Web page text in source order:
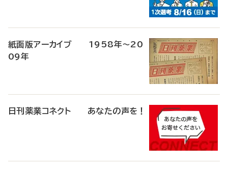
紙面版アーカイブ 1958年～20
09年
日刊薬業コネクト あなたの声を！